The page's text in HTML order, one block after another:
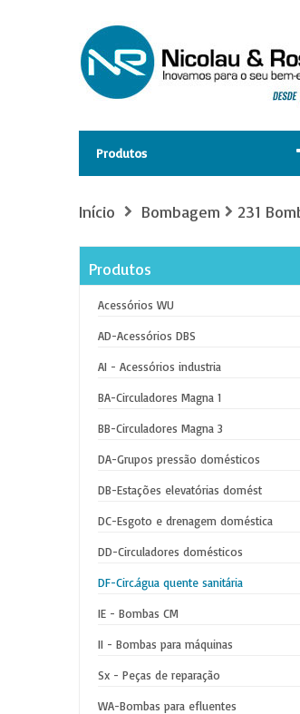
Produtos
Início Bombagem 231
Produtos
Acessórios WU
AD-Acessórios DBS
AI - Acessórios industria
BA-Circuladores Magna 1
BB-Circuladores Magna 3
DA-Grupos pressão domésticos
DB-Estações elevatórias domést
DC-Esgoto e drenagem doméstica
DD-Circuladores domésticos
DF-Circ.água quente sanitária
IE - Bombas CM
II - Bombas para máquinas
Sx - Peças de reparação
WA-Bombas para efluentes